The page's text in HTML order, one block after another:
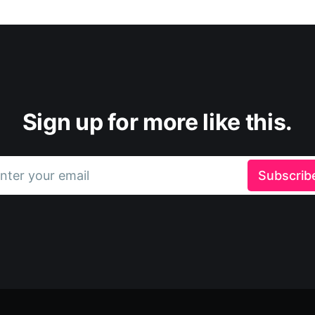
Sign up for more like this.
your email